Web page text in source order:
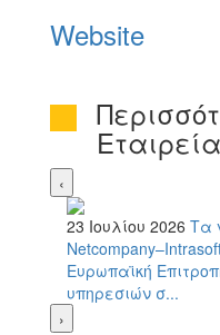
Website
‹
23 Ιουλίου 2026 Τα
Ευρωπαϊκή
υπηρεσιών σ...
›